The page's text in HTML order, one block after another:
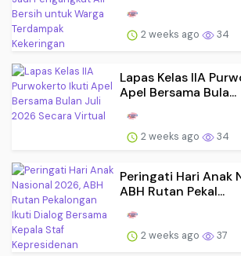
2 weeks ago 34
Lapas Kelas IIA
Apel Bersama Bula...
2 weeks ago 34
Peringati Hari Anak
ABH Rutan Pekal...
2 weeks ago 37